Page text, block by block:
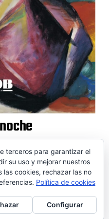
de venta Conversor
terceros para garantizar el
su uso y mejorar nuestros
cookies, rechazar las no
Política de cookies
Configurar